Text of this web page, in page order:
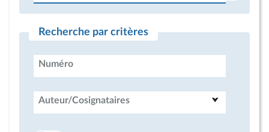
Recherche par critères
Numéro
Auteur/Cosignataires